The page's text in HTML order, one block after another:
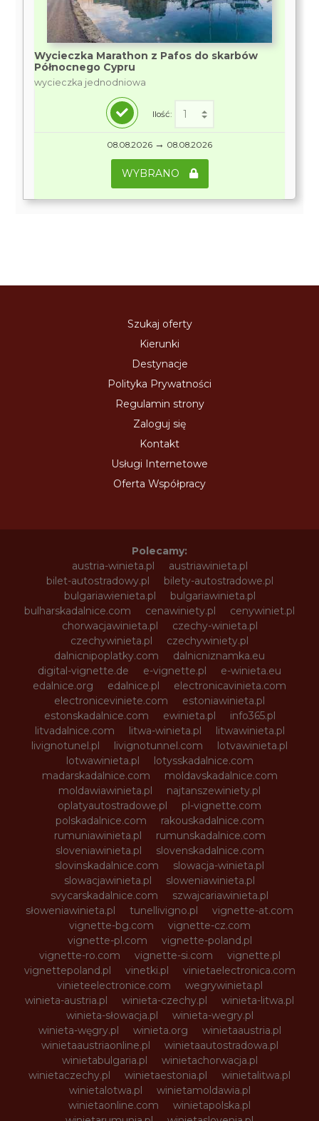
Wycieczka Marathon z Pafos do skarbów
Północnego Cypru
wycieczka jednodniowa
Ilość:
08.08.2026 → 08.08.2026
WYBRANO
Szukaj oferty
Kierunki
Destynacje
Polityka Prywatności
Regulamin strony
Zaloguj się
Kontakt
Usługi Internetowe
Oferta Współpracy
Polecamy:
austria-winieta.pl
austriawinieta.pl
bilet-autostradowy.pl
bilety-autostradowe.pl
bulgariawienieta.pl
bulgariawinieta.pl
bulharskadalnice.com
cenawiniety.pl
cenywiniet.pl
chorwacjawinieta.pl
czechy-winieta.pl
czechywinieta.pl
czechywiniety.pl
dalnicnipoplatky.com
dalnicniznamka.eu
digital-vignette.de
e-vignette.pl
e-winieta.eu
edalnice.org
edalnice.pl
electronicavinieta.com
electroniceviniete.com
estoniawinieta.pl
estonskadalnice.com
ewinieta.pl
info365.pl
litvadalnice.com
litwa-winieta.pl
litwawinieta.pl
livignotunel.pl
livignotunnel.com
lotvawinieta.pl
lotwawinieta.pl
lotysskadalnice.com
madarskadalnice.com
moldavskadalnice.com
moldawiawinieta.pl
najtanszewiniety.pl
oplatyautostradowe.pl
pl-vignette.com
polskadalnice.com
rakouskadalnice.com
rumuniawinieta.pl
rumunskadalnice.com
sloveniawinieta.pl
slovenskadalnice.com
slovinskadalnice.com
slowacja-winieta.pl
slowacjawinieta.pl
sloweniawinieta.pl
svycarskadalnice.com
szwajcariawinieta.pl
słoweniawinieta.pl
tunellivigno.pl
vignette-at.com
vignette-bg.com
vignette-cz.com
vignette-pl.com
vignette-poland.pl
vignette-ro.com
vignette-si.com
vignette.pl
vignettepoland.pl
vinetki.pl
vinietaelectronica.com
vinieteelectronice.com
wegrywinieta.pl
winieta-austria.pl
winieta-czechy.pl
winieta-litwa.pl
winieta-słowacja.pl
winieta-wegry.pl
winieta-węgry.pl
winieta.org
winietaaustria.pl
winietaaustriaonline.pl
winietaautostradowa.pl
winietabulgaria.pl
winietachorwacja.pl
winietaczechy.pl
winietaestonia.pl
winietalitwa.pl
winietalotwa.pl
winietamoldawia.pl
winietaonline.com
winietapolska.pl